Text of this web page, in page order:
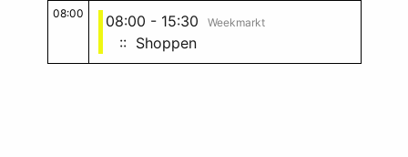
08:00 08:00 - 15:30 Weekmarkt
:: Shoppen